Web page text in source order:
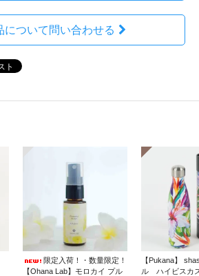
について問い合わせる
限定入荷！・数量限定！
【Ohana Lab】モロカイ プル
【Pukana】
ル ハイビスカ